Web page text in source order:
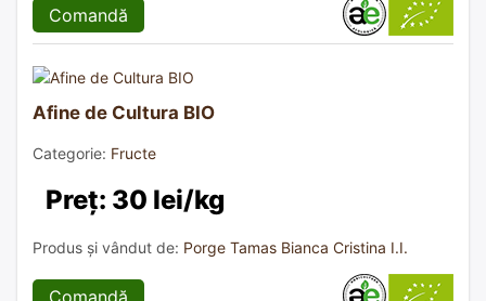
Comandă
Afine de Cultura BIO
Categorie: Fructe
Preț: 30 lei/kg
Produs și vândut de: Porge Tamas Bianca Cristina I.I.
Comandă